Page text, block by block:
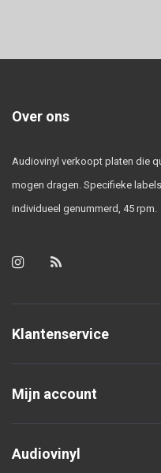
Over ons
Audiovinyl verkoopt platen die
mogen dragen. Specifieke
individueel genummerd, 45 rpm.
Klantenservice
Mijn account
Audiovinyl